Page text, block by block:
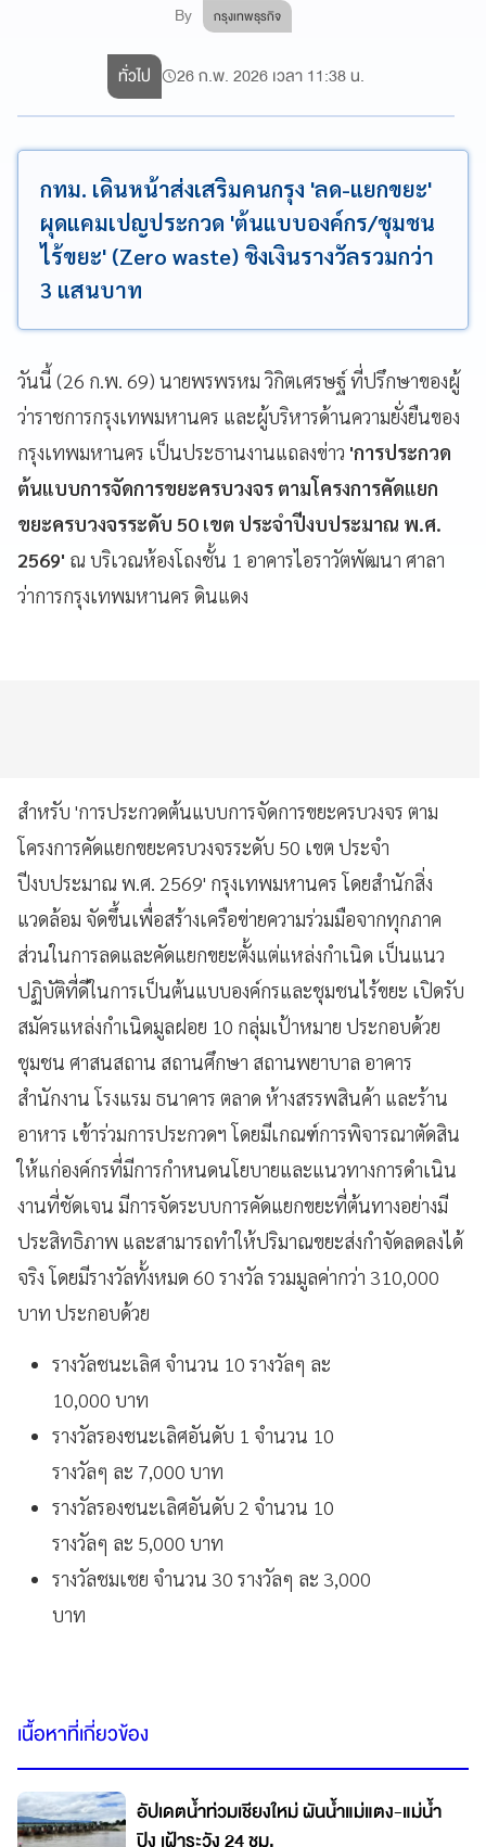
By กรุงเทพธุรกิจ
ทั่วไป 26 ก.พ. 2026 เวลา 11:38 น.
กทม. เดินหน้าส่งเสริมคนกรุง 'ลด-แยกขยะ'
ผุดแคมเปญประกวด 'ต้นแบบองค์กร/ชุมชน
ไร้ขยะ' (Zero waste) ชิงเงินรางวัลรวมกว่า
3 แสนบาท
วันนี้ (26 ก.พ. 69) นายพรพรหม วิกิตเศรษฐ์ ที่ปรึกษาของผู้
ว่าราชการกรุงเทพมหานคร และผู้บริหารด้านความยั่งยืนของ
กรุงเทพมหานคร เป็นประธานงานแถลงข่าว 'การประกวด
ต้นแบบการจัดการขยะครบวงจร ตามโครงการคัดแยก
ขยะครบวงจรระดับ 50 เขต ประจำปีงบประมาณ พ.ศ.
2569' ณ บริเวณห้องโถงชั้น 1 อาคารไอราวัตพัฒนา ศาลา
ว่าการกรุงเทพมหานคร ดินแดง
สำหรับ 'การประกวดต้นแบบการจัดการขยะครบวงจร ตาม
โครงการคัดแยกขยะครบวงจรระดับ 50 เขต ประจำ
ปีงบประมาณ พ.ศ. 2569' กรุงเทพมหานคร โดยสำนักสิ่ง
แวดล้อม จัดขึ้นเพื่อสร้างเครือข่ายความร่วมมือจากทุกภาค
ส่วนในการลดและคัดแยกขยะตั้งแต่แหล่งกำเนิด เป็นแนว
ปฏิบัติที่ดีในการเป็นต้นแบบองค์กรและชุมชนไร้ขยะ เปิดรับ
สมัครแหล่งกำเนิดมูลฝอย 10 กลุ่มเป้าหมาย ประกอบด้วย
ชุมชน ศาสนสถาน สถานศึกษา สถานพยาบาล อาคาร
สำนักงาน โรงแรม ธนาคาร ตลาด ห้างสรรพสินค้า และร้าน
อาหาร เข้าร่วมการประกวดฯ โดยมีเกณฑ์การพิจารณาตัดสิน
ให้แก่องค์กรที่มีการกำหนดนโยบายและแนวทางการดำเนิน
งานที่ชัดเจน มีการจัดระบบการคัดแยกขยะที่ต้นทางอย่างมี
ประสิทธิภาพ และสามารถทำให้ปริมาณขยะส่งกำจัดลดลงได้
จริง โดยมีรางวัลทั้งหมด 60 รางวัล รวมมูลค่ากว่า 310,000
บาท ประกอบด้วย
รางวัลชนะเลิศ จำนวน 10 รางวัลๆ ละ
10,000 บาท
รางวัลรองชนะเลิศอันดับ 1 จำนวน 10
รางวัลๆ ละ 7,000 บาท
รางวัลรองชนะเลิศอันดับ 2 จำนวน 10
รางวัลๆ ละ 5,000 บาท
รางวัลชมเชย จำนวน 30 รางวัลๆ ละ 3,000
บาท
เนื้อหาที่เกี่ยวข้อง
อัปเดตน้ำท่วมเชียงใหม่ ผันน้ำแม่แตง-แม่น้ำ